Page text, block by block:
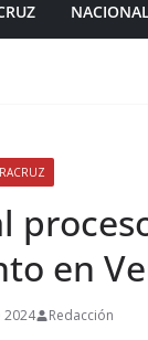
en
2024 Redacción